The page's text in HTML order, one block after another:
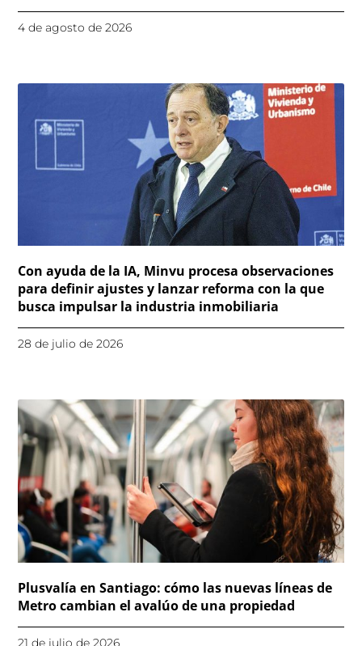
4 de agosto de 2026
Con ayuda de la IA, Minvu procesa observaciones
para definir ajustes y lanzar reforma con la que
busca impulsar la industria inmobiliaria
28 de julio de 2026
Plusvalía en Santiago: cómo las nuevas líneas de
Metro cambian el avalúo de una propiedad
21 de julio de 2026